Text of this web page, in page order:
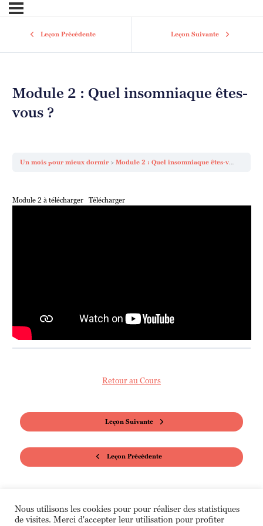
Leçon Précédente Leçon Suivante
Module 2 : Quel insomniaque êtes-
vous ?
Un mois pour mieux dormir Module 2 : Quel insomniaque êtes-vous ?
Module 2 à télécharger Télécharger
Leçon Précédente
Retour au Cours
Leçon Suivante
Nous utilisons les cookies pour pour réaliser des statistiques
de visites. Merci d'accepter leur utilisation pour profiter